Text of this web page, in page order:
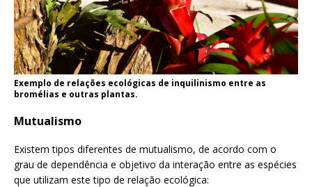
Exemplo de relações ecológicas de inquilinismo entre as
bromélias e outras plantas.
Mutualismo
Existem tipos diferentes de mutualismo, de acordo com o
grau de dependência e objetivo da interação entre as espécies
que utilizam este tipo de relação ecológica: